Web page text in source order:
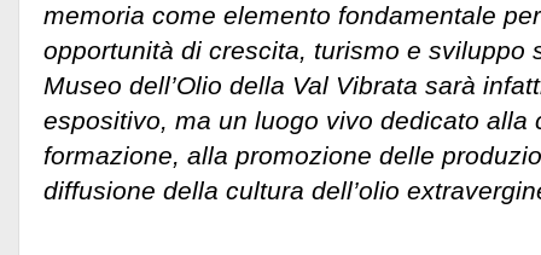
memoria come elemento fondamentale
opportunità di crescita, turismo e sviluppo
Museo dell’Olio della Val Vibrata sarà
espositivo, ma un luogo vivo dedicato alla
formazione, alla promozione delle
diffusione della cultura dell’olio